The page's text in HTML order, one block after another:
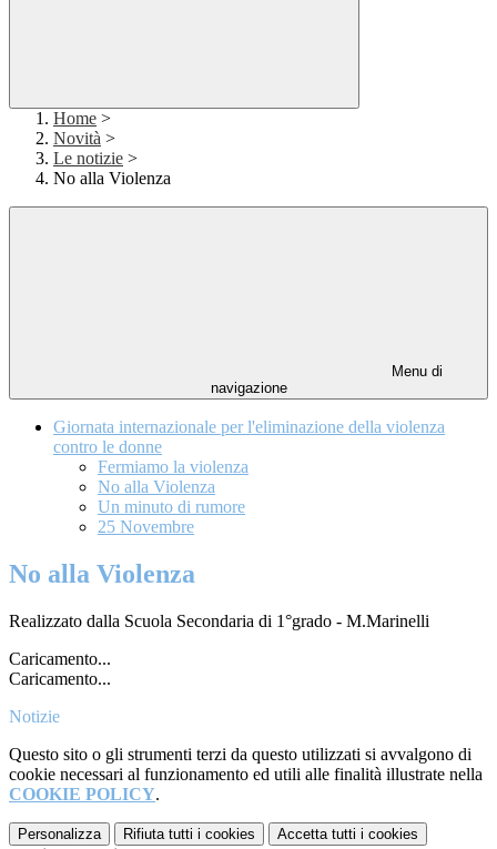
Home >
Novità >
Le notizie >
No alla Violenza
Menu di
navigazione
Giornata internazionale per l'eliminazione della violenza
contro le donne
Fermiamo la violenza
No alla Violenza
Un minuto di rumore
25 Novembre
No alla Violenza
Realizzato dalla Scuola Secondaria di 1°grado - M.Marinelli
Caricamento...
Caricamento...
Notizie
Questo sito o gli strumenti terzi da questo utilizzati si avvalgono di
cookie necessari al funzionamento ed utili alle finalità illustrate nella
COOKIE POLICY.
Personalizza Rifiuta tutti i cookies Accetta tutti i cookies